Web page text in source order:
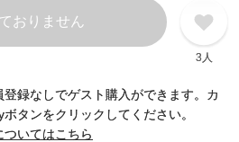
おりません
3人
録なしでゲスト購入ができます。カ
タンをクリックしてください。
いてはこちら